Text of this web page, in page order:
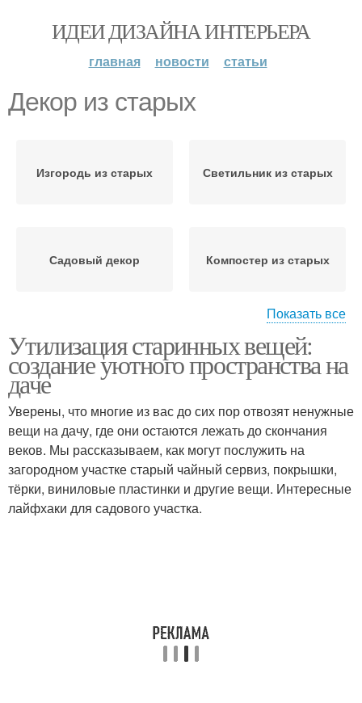
ИДЕИ ДИЗАЙНА ИНТЕРЬЕРА
главная новости статьи
Декор из старых
Изгородь из старых Светильник из старых
Садовый декор Компостер из старых
Скамейка из старых Полки из старых
Качели из старого Декор для дачи
Показать все
Утилизация старинных вещей:
создание уютного пространства на
даче
Уверены, что многие из вас до сих пор отвозят ненужные
вещи на дачу, где они остаются лежать до скончания
веков. Мы рассказываем, как могут послужить на
загородном участке старый чайный сервиз, покрышки,
тёрки, виниловые пластинки и другие вещи. Интересные
лайфхаки для садового участка.